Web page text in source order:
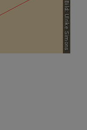
Bild: Ulrike Simons